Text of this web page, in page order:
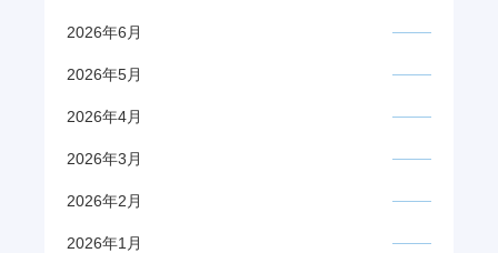
2026年6月
2026年5月
2026年4月
2026年3月
2026年2月
2026年1月